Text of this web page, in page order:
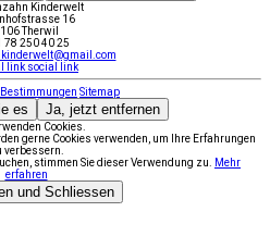
Kinderwelt
16
Therwil
78 250 40 25
link social link
Sitemap
es Ja, jetzt entfernen
Cookies.
gerne Cookies verwenden, um Ihre Erfahrungen
verbessern.
stimmen Sie dieser Verwendung zu.
Mehr
erfahren
und Schliessen